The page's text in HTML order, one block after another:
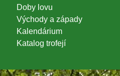
Doby lovu
Východy a západy
Kalendárium
Katalog trofejí